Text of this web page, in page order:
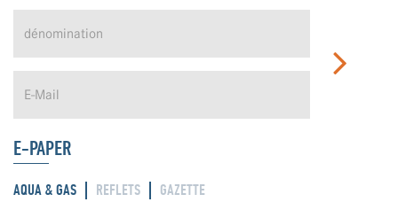
E-PAPER
AQUA & GAS REFLETS GAZETTE